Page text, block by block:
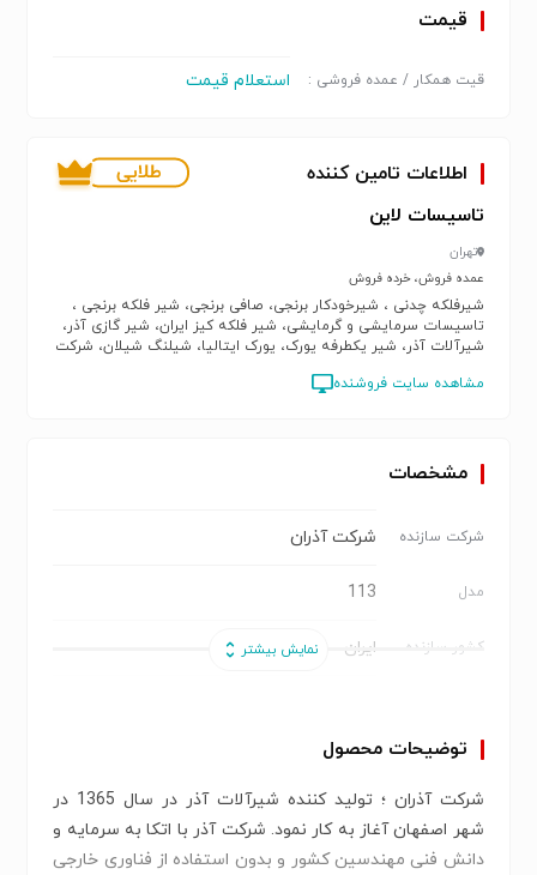
قیمت
قیت همکار / عمده فروشی : استعلام قیمت
اطلاعات تامین کننده
تاسیسات لاین
تهران
عمده فروش، خرده فروش
شیرفلکه چدنی ، شیرخودکار برنجی، صافی برنجی، شیر فلکه برنجی ،
تاسیسات سرمایشی و گرمایشی، شیر فلکه کیز ایران، شیر گازی آذر،
شیرآلات آذر، شیر یکطرفه یورک، یورک ایتالیا، شیلنگ شیلان، شرکت
مشاهده سایت فروشنده
مشخصات
شرکت سازنده شرکت آذران
مدل 113
کشور سازنده ایران
تعداد در کارتن 40
توضیحات محصول
شرکت آذران ؛ تولید کننده شیرآلات آذر در سال 1365 در
شهر اصفهان آغاز به کار نمود. شرکت آذر با اتکا به سرمایه و
دانش فنی مهندسین کشور و بدون استفاده از فناوری خارجی